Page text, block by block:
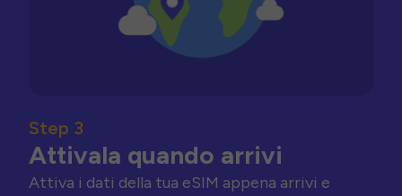
Step 3
Attivala quando arrivi
Attiva i dati della tua eSIM appena arrivi e